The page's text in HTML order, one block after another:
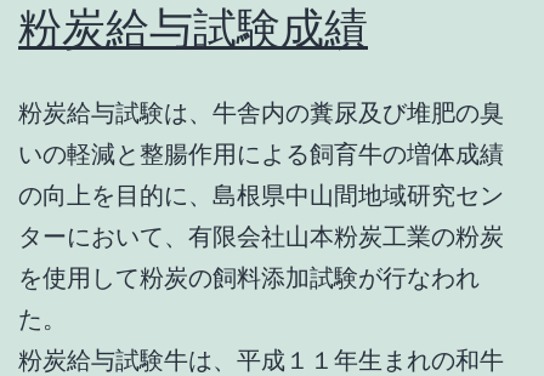
粉炭給与試験成績
粉炭給与試験は、牛舎内の糞尿及び堆肥の臭
いの軽減と整腸作用による飼育牛の増体成績
の向上を目的に、島根県中山間地域研究セン
ターにおいて、有限会社山本粉炭工業の粉炭
を使用して粉炭の飼料添加試験が行なわれ
た。
粉炭給与試験牛は、平成１１年生まれの和牛